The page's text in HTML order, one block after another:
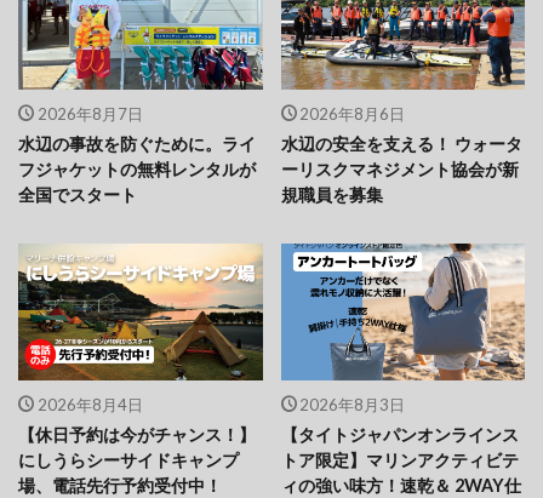
2026年8月7日
水辺の事故を防ぐために。ライ
フジャケットの無料レンタルが
全国でスタート
2026年8月6日
水辺の安全を支える！ ウォータ
ーリスクマネジメント協会が新
規職員を募集
2026年8月4日
【休日予約は今がチャンス！】
にしうらシーサイドキャンプ
場、電話先行予約受付中！
2026年8月3日
【タイトジャパンオンラインス
トア限定】マリンアクティビテ
ィの強い味方！速乾＆ 2WAY仕